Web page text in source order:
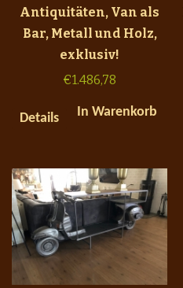
Antiquitäten, Van als
Bar, Metall und Holz,
exklusiv!
€1.486,78
Details In Warenkorb